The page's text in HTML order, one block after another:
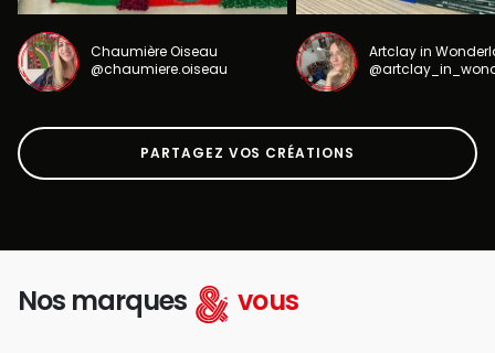
Chaumière Oiseau
@chaumiere.oiseau
Artclay in
PARTAGEZ VOS CRÉATIONS
Nos marques vous